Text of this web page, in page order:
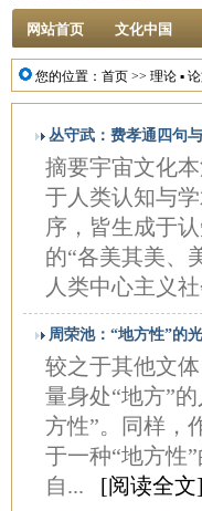
网站首页 文化中国
您的位置： 首页 >> 理论 ▪
丛守武：费孝通四句
摘要宇宙文化
于人类认知与
序，皆生成于
的“各美其美、
人类中心主义
周荣池：“地方性”的
较之于其他文
量身处“地方”
方性”。同样，
于一种“地方性
自... [阅读全文]